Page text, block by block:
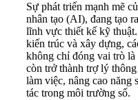
Sự phát triển mạnh mẽ
nhân tạo (AI), đang tạo
lĩnh vực thiết kế kỹ
kiến trúc và xây dựng,
không chỉ đóng vai trò
còn trở thành trợ lý
làm việc, nâng cao năng
tác trong môi trường số.